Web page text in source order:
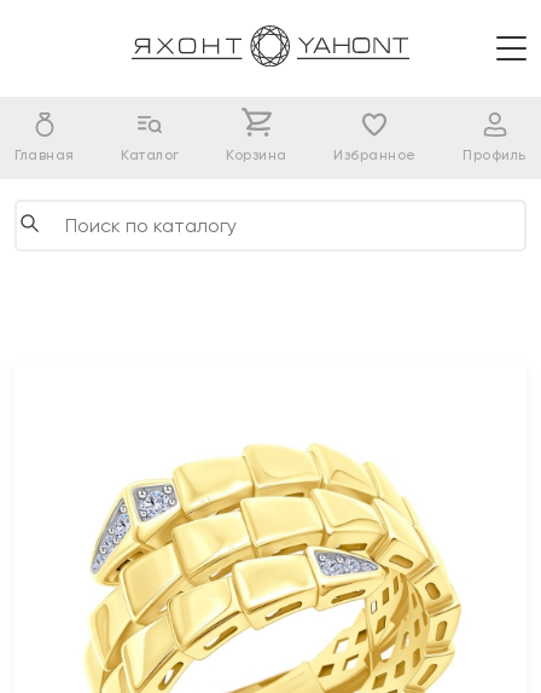
Главная Каталог Корзина Избранное Профиль